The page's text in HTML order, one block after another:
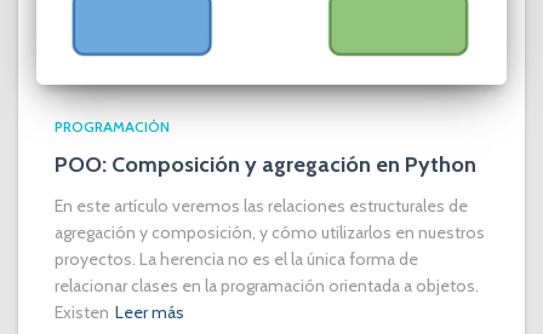
PROGRAMACIÓN
POO: Composición y agregación en Python
En este artículo veremos las relaciones estructurales de
agregación y composición, y cómo utilizarlos en nuestros
proyectos. La herencia no es el la única forma de
relacionar clases en la programación orientada a objetos.
Existen Leer más